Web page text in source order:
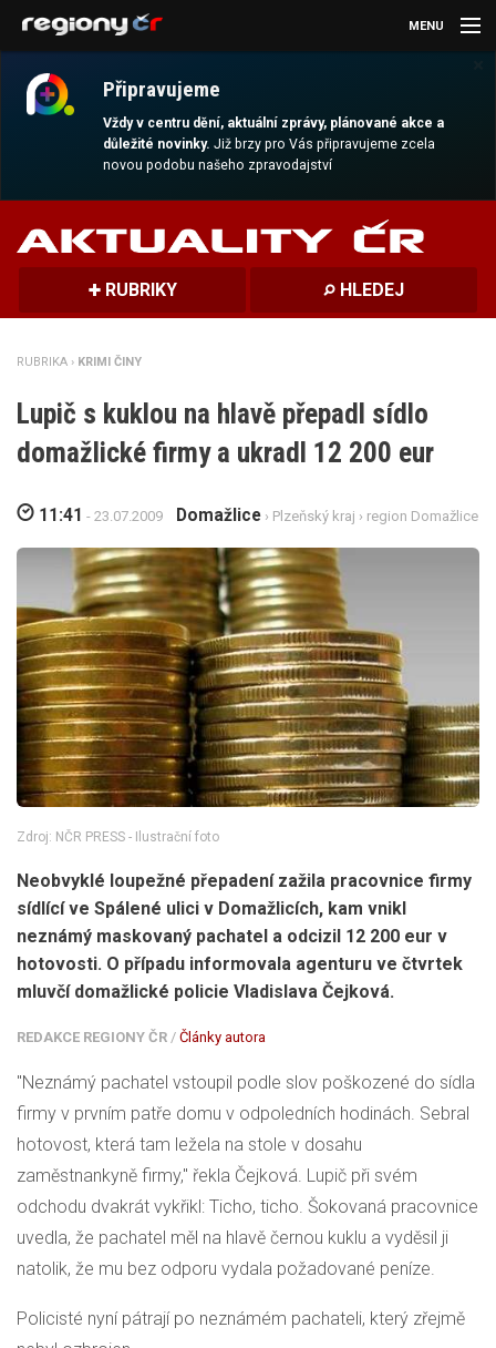
Připravujeme
Vždy v centru dění, aktuální zprávy, plánované akce a
důležité novinky.Již brzy pro Vás připravujeme zcela
novou podobu našeho zpravodajství
MENU
AKTUALITY
MAGAZÍN
DALŠÍ
REGION
RUBRIKY HLEDEJ
RUBRIKA › KRIMI ČINY
Lupič s kuklou na hlavě přepadl sídlo
domažlické firmy a ukradl 12 200 eur
11:41 - 23.07.2009 Domažlice › Plzeňský kraj › region Domažlice
Zdroj: NČR PRESS - Ilustrační foto
Neobvyklé loupežné přepadení zažila pracovnice firmy
sídlící ve Spálené ulici v Domažlicích, kam vnikl
neznámý maskovaný pachatel a odcizil 12 200 eur v
hotovosti. O případu informovala agenturu ve čtvrtek
mluvčí domažlické policie Vladislava Čejková.
REDAKCE REGIONY ČR / Články autora
"Neznámý pachatel vstoupil podle slov poškozené do sídla
firmy v prvním patře domu v odpoledních hodinách. Sebral
hotovost, která tam ležela na stole v dosahu
zaměstnankyně firmy," řekla Čejková. Lupič při svém
odchodu dvakrát vykřikl: Ticho, ticho. Šokovaná pracovnice
uvedla, že pachatel měl na hlavě černou kuklu a vyděsil ji
natolik, že mu bez odporu vydala požadované peníze.
Policisté nyní pátrají po neznámém pachateli, který zřejmě